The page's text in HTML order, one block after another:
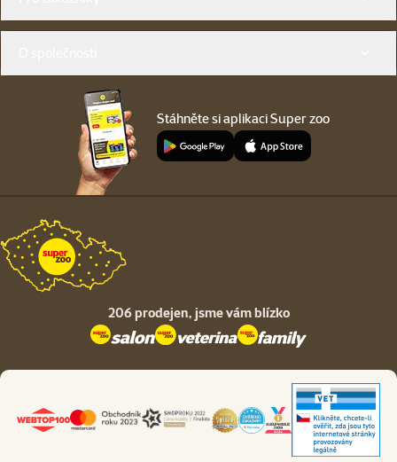
Stáhněte si aplikaci Super zoo
206 prodejen, jsme vám blízko